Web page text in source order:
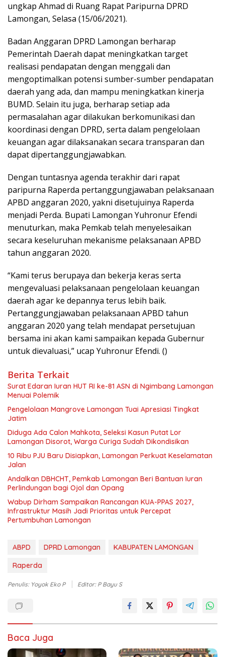
ungkap Ahmad di Ruang Rapat Paripurna DPRD
Lamongan, Selasa (15/06/2021).
Badan Anggaran DPRD Lamongan berharap
Pemerintah Daerah dapat meningkatkan target
realisasi pendapatan dengan menggali dan
mengoptimalkan potensi sumber-sumber pendapatan
daerah yang ada, dan mampu meningkatkan kinerja
BUMD. Selain itu juga, berharap setiap ada
permasalahan agar dilakukan berkomunikasi dan
koordinasi dengan DPRD, serta dalam pengelolaan
keuangan agar dilaksanakan secara transparan dan
dapat dipertanggungjawabkan.
Dengan tuntasnya agenda terakhir dari rapat
paripurna Raperda pertanggungjawaban pelaksanaan
APBD anggaran 2020, yakni disetujuinya Raperda
menjadi Perda. Bupati Lamongan Yuhronur Efendi
menuturkan, maka Pemkab telah menyelesaikan
secara keseluruhan mekanisme pelaksanaan APBD
tahun anggaran 2020.
“Kami terus berupaya dan bekerja keras serta
mengevaluasi pelaksanaan pengelolaan keuangan
daerah agar ke depannya terus lebih baik.
Pertanggungjawaban pelaksanaan APBD tahun
anggaran 2020 yang telah mendapat persetujuan
bersama ini akan kami sampaikan kepada Gubernur
untuk dievaluasi,” ucap Yuhronur Efendi. ()
Berita Terkait
Surat Edaran Iuran HUT RI ke-81 ASN di Ngimbang Lamongan
Menuai Polemik
Pengelolaan Mangrove Lamongan Tuai Apresiasi Tingkat
Jatim
Diduga Ada Calon Mahkota, Seleksi Kasun Putat Lor
Lamongan Disorot, Warga Curiga Sudah Dikondisikan
10 Ribu PJU Baru Disiapkan, Lamongan Perkuat Keselamatan
Jalan
Andalkan DBHCHT, Pemkab Lamongan Beri Bantuan Iuran
Perlindungan bagi Ojol dan Opang
Wabup Dirham Sampaikan Rancangan KUA-PPAS 2027,
Infrastruktur Masih Jadi Prioritas untuk Percepat
Pertumbuhan Lamongan
ABPD DPRD Lamongan
KABUPATEN LAMONGAN
Raperda
Penulis: Yoyok Eko P Editor: P Bayu S
Baca Juga